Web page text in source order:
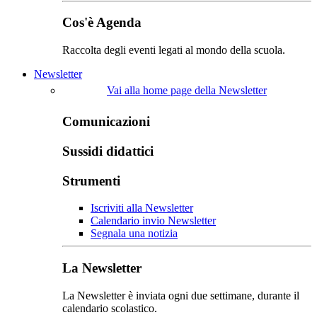
Cos'è Agenda
Raccolta degli eventi legati al mondo della scuola.
Newsletter
Vai alla home page della Newsletter
Comunicazioni
Sussidi didattici
Strumenti
Iscriviti alla Newsletter
Calendario invio Newsletter
Segnala una notizia
La Newsletter
La Newsletter è inviata ogni due settimane, durante il
calendario scolastico.